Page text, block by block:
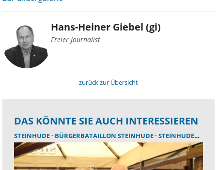
Hans-Heiner Giebel (gi)
Freier Journalist
zurück zur Übersicht
DAS KÖNNTE SIE AUCH INTERESSIEREN
STEINHUDE BÜRGERBATAILLON STEINHUDE STEINHUDER MEER